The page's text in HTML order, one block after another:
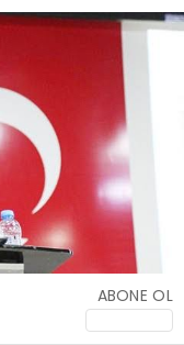
WhatsApp
İhbar Hattı
Facebook
ABONE OL